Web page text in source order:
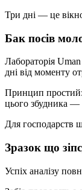
Три дні — це
Бак посів
Лабораторія
дні від моменту
Принцип простий:
цього збудника —
Для господарств
Зразок що
Успіх аналізу